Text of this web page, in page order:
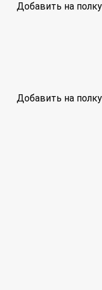
Добавить на полку
Добавить на полку